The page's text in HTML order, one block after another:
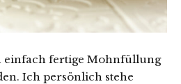
einfach fertige Mohnfüllung
Ich persönlich stehe